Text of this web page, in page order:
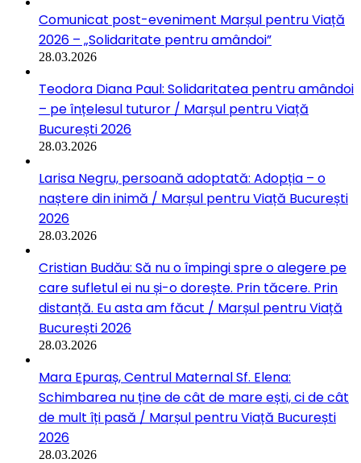
Comunicat post-eveniment Marșul pentru Viață
2026 – „Solidaritate pentru amândoi”
28.03.2026
Teodora Diana Paul: Solidaritatea pentru amândoi
– pe înțelesul tuturor / Marșul pentru Viață
București 2026
28.03.2026
Larisa Negru, persoană adoptată: Adopția – o
naștere din inimă / Marșul pentru Viață București
2026
28.03.2026
Cristian Budău: Să nu o împingi spre o alegere pe
care sufletul ei nu și-o dorește. Prin tăcere. Prin
distanță. Eu asta am făcut / Marșul pentru Viață
București 2026
28.03.2026
Mara Epuraș, Centrul Maternal Sf. Elena:
Schimbarea nu ține de cât de mare ești, ci de cât
de mult îți pasă / Marșul pentru Viață București
2026
28.03.2026